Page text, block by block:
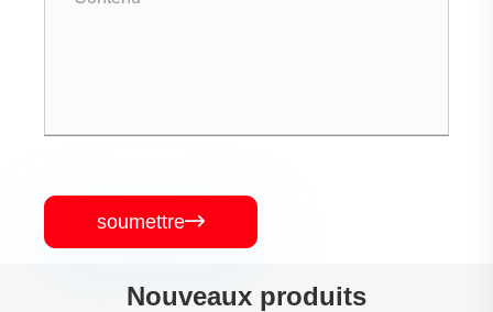
soumettre
Nouveaux produits